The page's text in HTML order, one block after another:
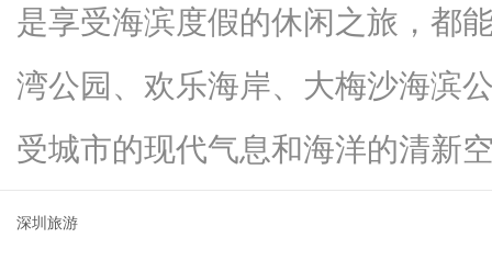
是享受海滨度假的休闲之旅，都
湾公园、欢乐海岸、大梅沙海滨
受城市的现代气息和海洋的清新
深圳旅游